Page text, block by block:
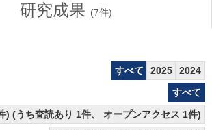
研究成果 (7件)
すべて 2025
2024
すべて
) (うち査読あり 1件、 オープンアクセス 1件)